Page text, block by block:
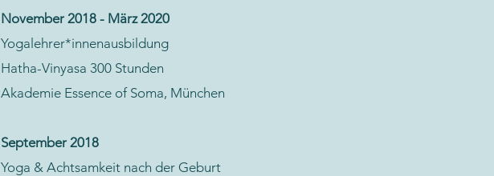
November 2018 - März 2020
Yogalehrer*innenausbildung
Hatha-Vinyasa 300 Stunden
Akademie Essence of Soma, München
September 2018
Yoga & Achtsamkeit nach der Geburt